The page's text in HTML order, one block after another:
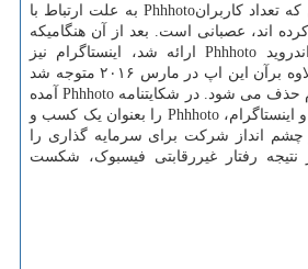
گفته بود فیسبوک از این که تعداد کاربرانPhhhoto به علت ارتباط با
کرده اند، عصبانی است. بعد از آن هنگامیکه
در اکتبر ۲۰۱۵ نسخه اندروید Phhhoto ارائه شد، اینستاگرام نیز
بومرنگ را ارائه نمود. علاوه برآن این اپ در مارس ۲۰۱۶ متوجه شد
محتوای آن در اینستاگرام حذف می شود. در شکایتنامه Phhhoto آمده
است: اقدامات فیسبوک و اینستاگرام، Phhhoto را بعنوان یک کسب و
چشم انداز شرکت برای سرمایه گذاری را
رفتار غیررقابتی فیسبوک، شکست